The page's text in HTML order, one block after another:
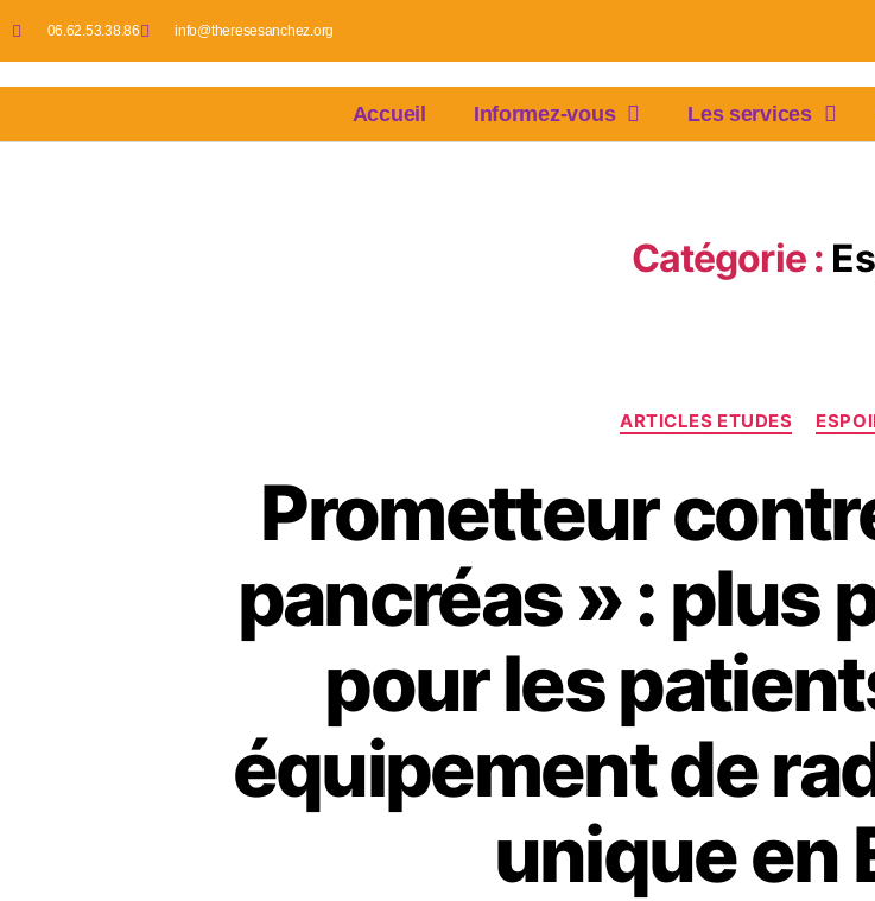
06.62.53.38.86 info@theresesanchez.org
Accueil Informez-vous Les services
Catégorie :
ARTICLES ETUDES
Prometteur
pancréas » : plus
pour les
équipement de
unique en